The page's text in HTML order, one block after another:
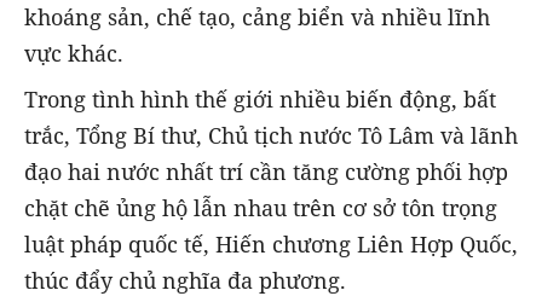
khoáng sản, chế tạo, cảng biển và nhiều lĩnh
vực khác.
Trong tình hình thế giới nhiều biến động, bất
trắc, Tổng Bí thư, Chủ tịch nước Tô Lâm và lãnh
đạo hai nước nhất trí cần tăng cường phối hợp
chặt chẽ ủng hộ lẫn nhau trên cơ sở tôn trọng
luật pháp quốc tế, Hiến chương Liên Hợp Quốc,
thúc đẩy chủ nghĩa đa phương.